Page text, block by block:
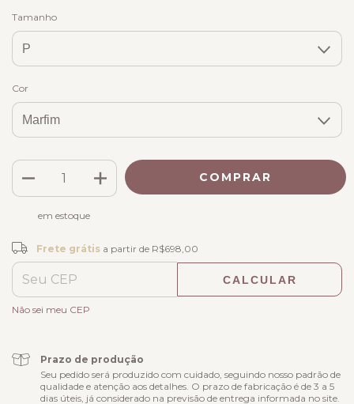
Tamanho
Cor
em estoque
Frete grátis R$698,00
Entregas para o CEP: ALTERAR CEP
Frete grátisa partir de R$698,00
CALCULAR
Não sei meu CEP
Prazo de produção
Seu pedido será produzido com cuidado, seguindo nosso padrão de
qualidade e atenção aos detalhes. O prazo de fabricação é de 3 a 5
dias úteis, já considerado na previsão de entrega informada no site.